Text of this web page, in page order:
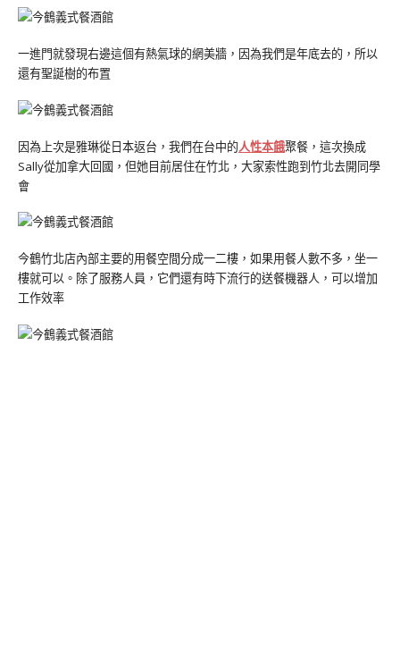
一進門就發現右邊這個有熱氣球的網美牆，因為我們是年底去的，所以
還有聖誕樹的布置
因為上次是雅琳從日本返台，我們在台中的人性本餓聚餐，這次換成
Sally從加拿大回國，但她目前居住在竹北，大家索性跑到竹北去開同學
會
今鶴竹北店內部主要的用餐空間分成一二樓，如果用餐人數不多，坐一
樓就可以。除了服務人員，它們還有時下流行的送餐機器人，可以增加
工作效率